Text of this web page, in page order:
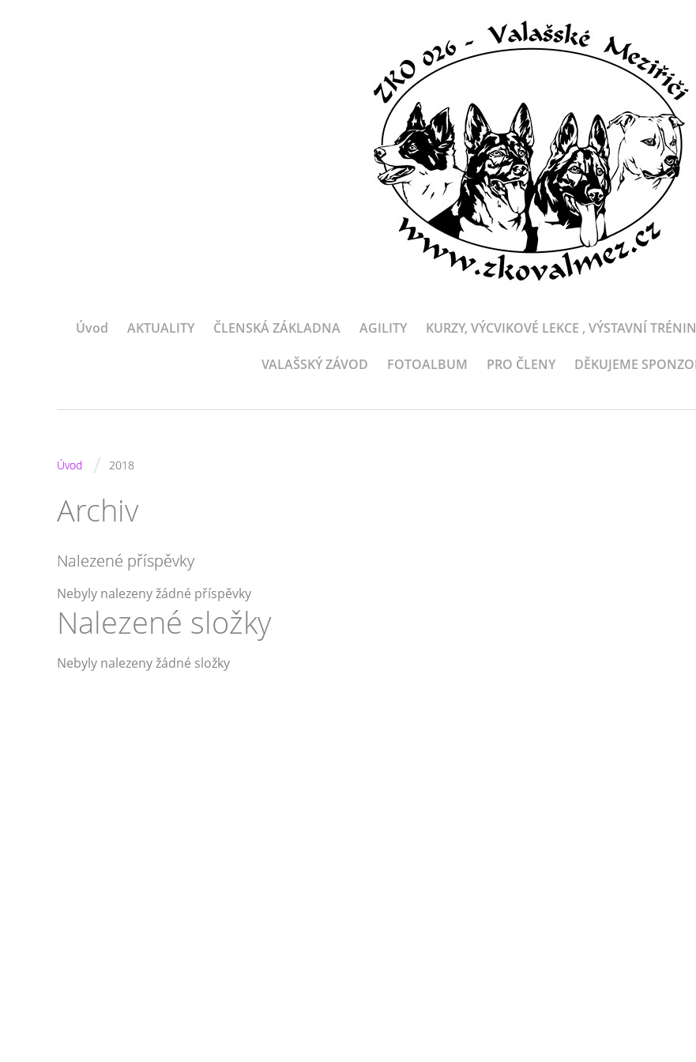
Úvod AKTUALITY ČLENSKÁ ZÁKLADNA AGILITY KURZY, VÝCVIKOVÉ LEKCE , VÝSTAVNÍ
VALAŠSKÝ ZÁVOD FOTOALBUM PRO ČLENY DĚKUJEME
Úvod / 2018
Archiv
Nalezené příspěvky
Nebyly nalezeny žádné příspěvky
Nalezené složky
Nebyly nalezeny žádné složky